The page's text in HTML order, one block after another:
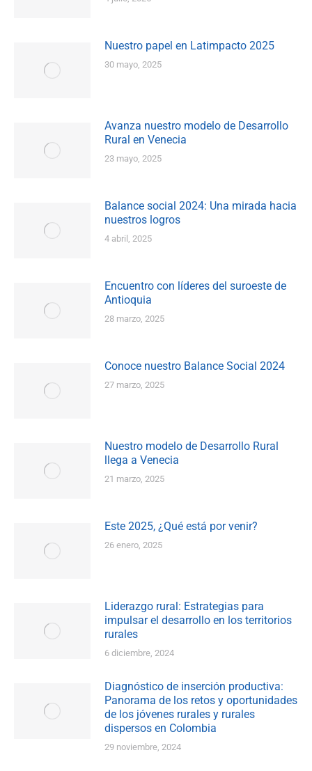
Nuestro papel en Latimpacto 2025
30 mayo, 2025
Avanza nuestro modelo de Desarrollo
Rural en Venecia
23 mayo, 2025
Balance social 2024: Una mirada hacia
nuestros logros
4 abril, 2025
Encuentro con líderes del suroeste de
Antioquia
28 marzo, 2025
Conoce nuestro Balance Social 2024
27 marzo, 2025
Nuestro modelo de Desarrollo Rural
llega a Venecia
21 marzo, 2025
Este 2025, ¿Qué está por venir?
26 enero, 2025
Liderazgo rural: Estrategias para
impulsar el desarrollo en los territorios
rurales
6 diciembre, 2024
Diagnóstico de inserción productiva:
Panorama de los retos y oportunidades
de los jóvenes rurales y rurales
dispersos en Colombia
29 noviembre, 2024